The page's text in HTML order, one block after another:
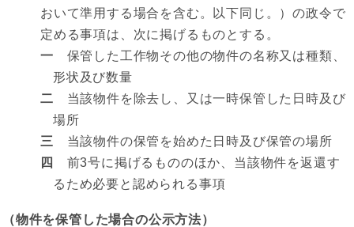
おいて準用する場合を含む。以下同じ。）の政令で
定める事項は、次に掲げるものとする。
一 保管した工作物その他の物件の名称又は種類、
形状及び数量
二 当該物件を除去し、又は一時保管した日時及び
場所
三
当該物件の保管を始めた日時及び保管の場所
四
前3号に掲げるもののほか、当該物件を返還す
るため必要と認められる事項
（物件を保管した場合の公示方法）